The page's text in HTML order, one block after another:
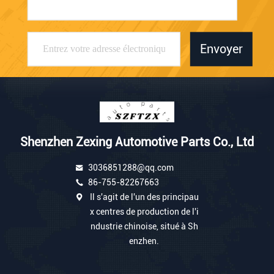
Envoyer
Shenzhen Zexing Automotive Parts Co., Ltd
3036851288@qq.com
86-755-82267663
Il s'agit de l'un des principau
x centres de production de l'i
ndustrie chinoise, situé à Sh
enzhen.